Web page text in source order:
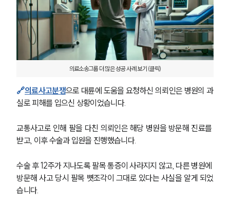
의료소송그룹 더 많은 성공 사례 보기 (클릭)
🔗의료사고분쟁으로 대륜에 도움을 요청하신 의뢰인은 병원의 과
실로 피해를 입으신 상황이었습니다.
교통사고로 인해 팔을 다친 의뢰인은 해당 병원을 방문해 진료를
받고, 이후 수술과 입원을 진행했습니다.
수술 후 12주가 지나도록 팔목 통증이 사라지지 않고, 다른 병원에
방문해 사고 당시 팔목 뼛조각이 그대로 있다는 사실을 알게 되었
습니다.